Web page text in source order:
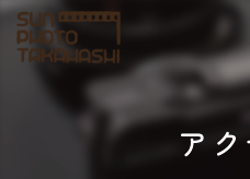
ア